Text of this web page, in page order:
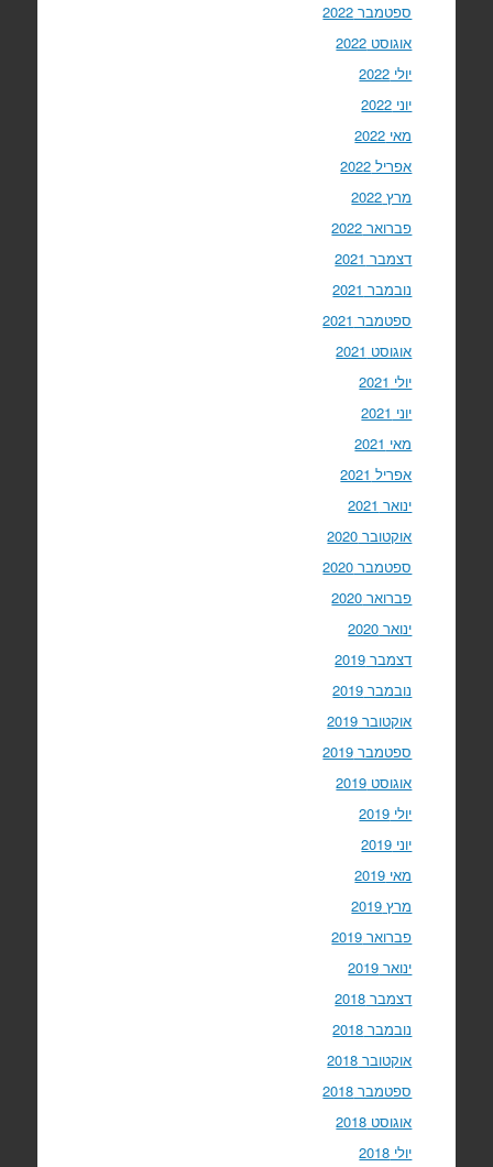
ספטמבר 2022
אוגוסט 2022
יולי 2022
יוני 2022
מאי 2022
אפריל 2022
מרץ 2022
פברואר 2022
דצמבר 2021
נובמבר 2021
ספטמבר 2021
אוגוסט 2021
יולי 2021
יוני 2021
מאי 2021
אפריל 2021
ינואר 2021
אוקטובר 2020
ספטמבר 2020
פברואר 2020
ינואר 2020
דצמבר 2019
נובמבר 2019
אוקטובר 2019
ספטמבר 2019
אוגוסט 2019
יולי 2019
יוני 2019
מאי 2019
מרץ 2019
פברואר 2019
ינואר 2019
דצמבר 2018
נובמבר 2018
אוקטובר 2018
ספטמבר 2018
אוגוסט 2018
יולי 2018